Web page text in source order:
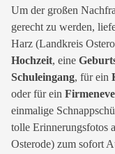
Um der großen
gerecht zu werden,
Harz (Landkreis
Hochzeit, eine
Schuleingang, für ein
oder für ein
einmalige
tolle Erinnerungsfotos
Osterode) zum sofort